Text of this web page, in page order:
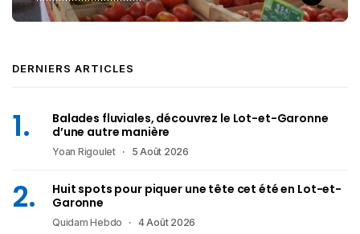
DERNIERS ARTICLES
Balades fluviales, découvrez le Lot-et-Garonne
d’une autre manière
Yoan Rigoulet 5 Août 2026
Huit spots pour piquer une tête cet été en Lot-et-
Garonne
Quidam Hebdo 4 Août 2026